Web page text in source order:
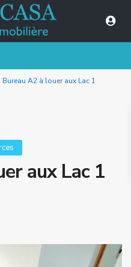
Bureau A2 à louer aux Lac 1
aux Lac 1